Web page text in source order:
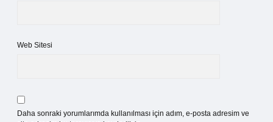
Web Sitesi
Daha sonraki yorumlarımda kullanılması için adım, e-posta adresim ve